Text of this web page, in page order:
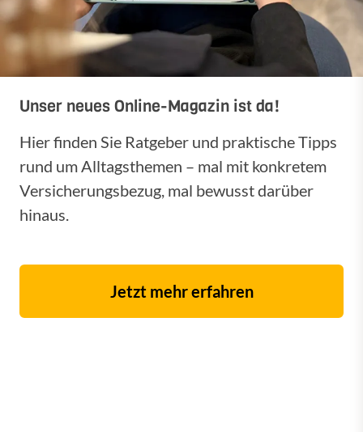
Unser neues Online-Magazin ist da!
Hier finden Sie Ratgeber und praktische Tipps
rund um Alltagsthemen – mal mit konkretem
Versicherungsbezug, mal bewusst darüber
hinaus.
Jetzt mehr erfahren